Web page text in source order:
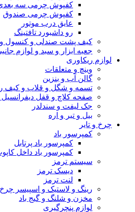
کفپوش چرمی سه
کفپوش چرمی صندوق
عایق درب موتور
رو داشبورد تافتینگ
کیف پشت صندلی و کنسول و
جعبه ابزار و سبد و لوازم
لوازم ریکاوری
وینچ و متعلقات
گالن آب و بنزین
تسمه و شگل و قلاب و کیف
صفحه کلاچ و قفل
جک لیفت و سندلدر
بیل و تبر و اره
چرخ و تایر
کمپرسور باد
کمپرسور باد پرتابل
کمپرسور باد داخل
سیستم ترمز
دیسک ترمز
لنت ترمز
رینگ و لاستیک و اسپیسر چرخ
مخزن و شلنگ و گیج باد
لوازم پنچرگیری